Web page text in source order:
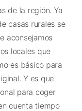
de la región. Ya
casas rurales se
aconsejamos
locales que
es básico para
Y es que
para coger
cuenta tiempo